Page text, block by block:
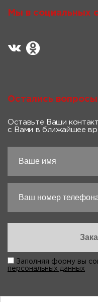
Мы в социальных
Остались
Оставьте Ваши
с Вами в ближайшее
Заполняя форму вы
персональных данных